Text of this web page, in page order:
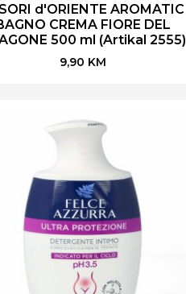
d'ORIENTE AROMATIC
CREMA FIORE DEL
500 ml (Artikal 2555)
9,90 KM